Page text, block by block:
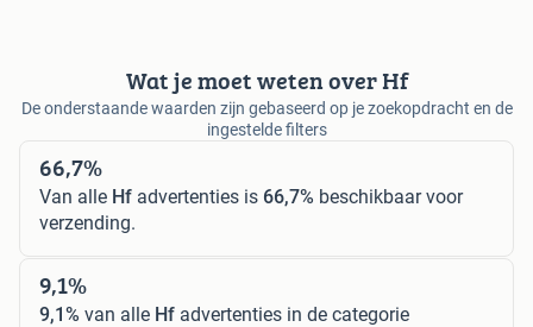
Wat je moet weten over Hf
De onderstaande waarden zijn gebaseerd op je zoekopdracht en de
ingestelde filters
66,7%
Van alle Hf advertenties is 66,7% beschikbaar voor
verzending.
9,1%
9,1% van alle Hf advertenties in de categorie